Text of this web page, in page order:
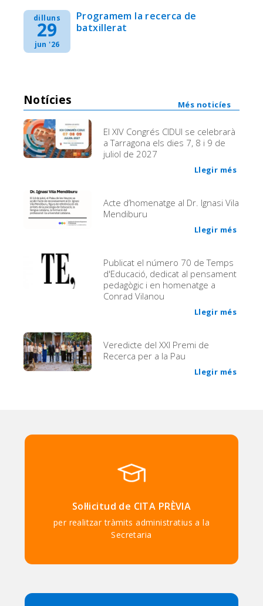
dilluns
29
jun '26
Programem la recerca de
batxillerat
Notícies
El XIV Congrés CIDUI se celebrarà
a Tarragona els dies 7, 8 i 9 de
juliol de 2027
Llegir més
Acte d’homenatge al Dr. Ignasi Vila
Mendiburu
Llegir més
Publicat el número 70 de Temps
d'Educació, dedicat al pensament
pedagògic i en homenatge a
Conrad Vilanou
Llegir més
Veredicte del XXI Premi de
Recerca per a la Pau
Llegir més
Més noticíes
Sol·licitud de CITA PRÈVIA
per realitzar tràmits administratius a la
Secretaria